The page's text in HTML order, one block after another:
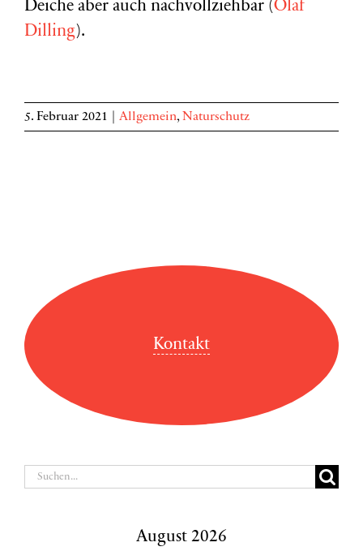
Deiche aber auch nachvollziehbar (Olaf
Dilling).
5. Februar 2021 Allgemein, Naturschutz
Kontakt
Suche
August 2026